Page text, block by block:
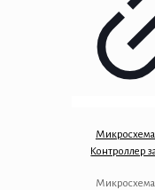
Микросхема
Контроллер
Микросхема